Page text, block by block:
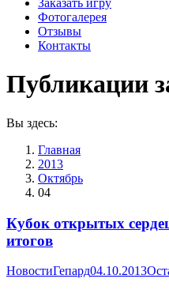
Заказать игру
Фотогалерея
Отзывы
Контакты
Публикации
Вы здесь:
Главная
2013
Октябрь
04
Кубок открытых
итогов
НовостиГепард04.10.2013